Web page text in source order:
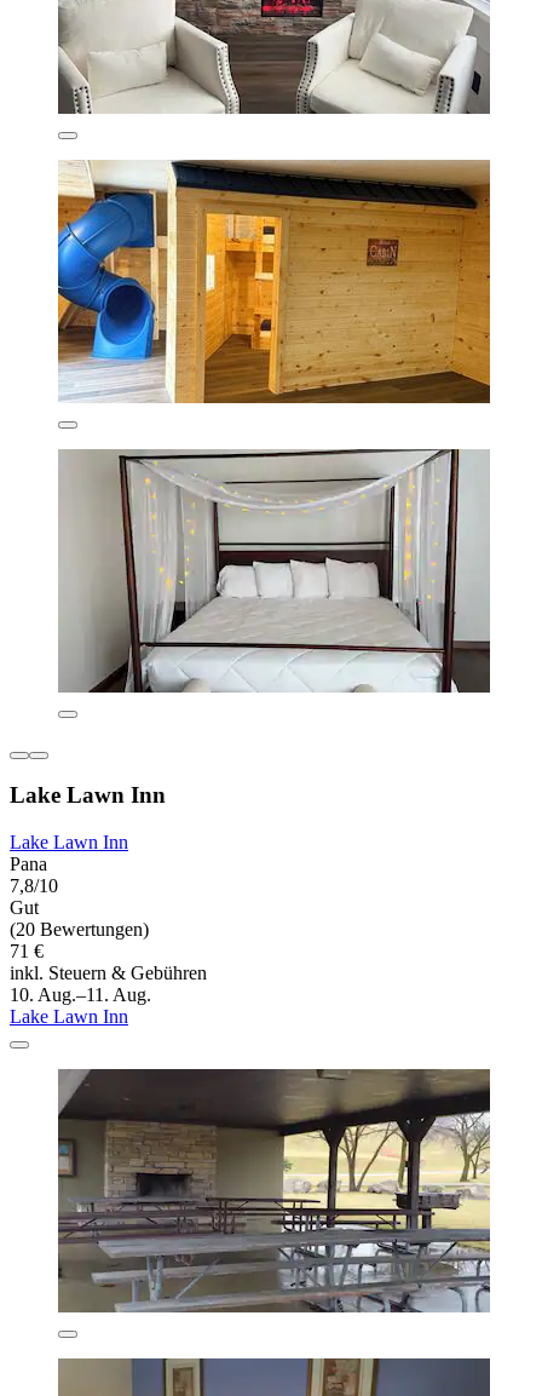
Lake Lawn Inn
Lake Lawn Inn
Pana
7,8/10
Gut
(20 Bewertungen)
71 €
inkl. Steuern & Gebühren
10. Aug.–11. Aug.
Lake Lawn Inn